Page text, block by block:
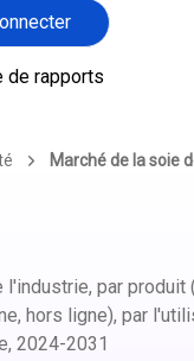
de rapports
Marché de la soie
par produit
hors ligne), par
2024-2031